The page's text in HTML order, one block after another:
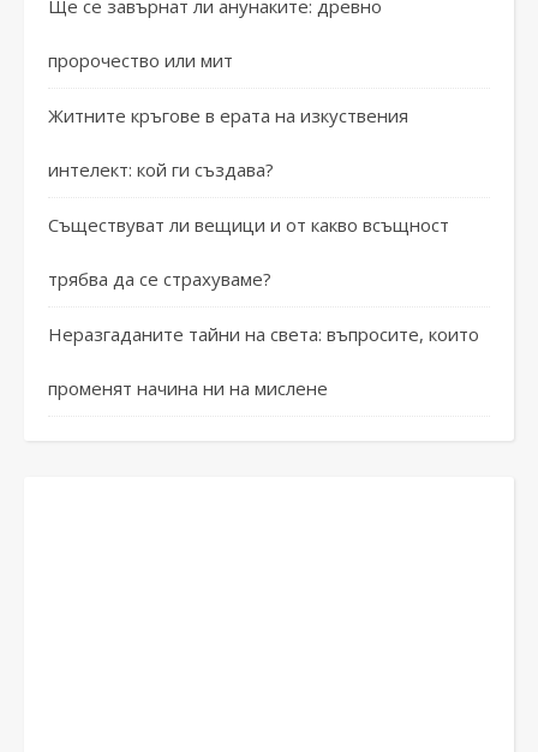
Ще се завърнат ли анунаките: древно
пророчество или мит
Житните кръгове в ерата на изкуствения
интелект: кой ги създава?
Съществуват ли вещици и от какво всъщност
трябва да се страхуваме?
Неразгаданите тайни на света: въпросите, които
променят начина ни на мислене